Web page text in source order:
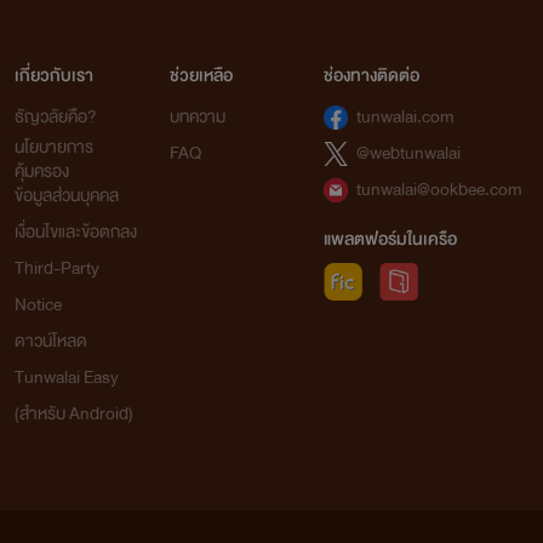
จากใจเก๋อเก๋อ
นิยายทุกเรื่องที่อยู่ในโปรเจกต์หอหมื่นอักษรเราเป็นนิยายที่
เก๋อเก๋อพยายามพิถีพิถันคัดเลือกมาอย่างเต็มความสามารถโดย
ผ่านการเรียบเรียงและกลั่นกรองด้วยความตั้งใจของเหล่านักแปล
เพื่อให้นายท่านได้รับความเพลิดเพลินอย่างถึงที่สุด
เก๋อเก๋อหวังเป็นอย่างยิ่งว่านิยายของเราจะเติมเต็มความ
ปรารถนาของนายท่านทุกๆ คนได้อย่างพึงพอใจ และเชื่อมั่นว่า
นายท่านจะสนับสนุนนิยายของเราอย่างถูกลิขสิทธิ์ เพื่อเป็นกำลัง
เกี่ยวกับเรา
ธัญวลัยคือ?
นโยบายการ
คุ้มครอง
ข้อมูลส่วนบุคคล
เงื่อนไขและข้อตกลง
Third-Party
Notice
ดาวน์โหลด
Tunwalai Easy
(สำหรับ Android)
ช่วยเหลือ
บทความ
FAQ
ช่องทางติดต่อ
tunwalai.com
@webtunwalai
tunwalai@ookbee.com
แพลตฟอร์มในเครือ